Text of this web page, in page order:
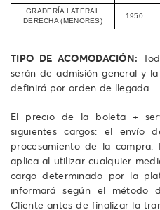
GRADERÍA LATERAL
DERECHA (MENORES)
1950
TIPO DE ACOMODACIÓN:
serán de admisión general y
definirá por orden de llegada.
El precio de la boleta +
siguientes cargos: el
procesamiento de la compra.
aplica al utilizar cualquier
cargo determinado por la
informará según el método
Cliente antes de finalizar la